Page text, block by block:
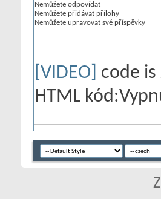
Nemůžete odpovídat
Nemůžete přidávat přílohy
Nemůžete upravovat své příspěvky
[VIDEO] code is
HTML kód: